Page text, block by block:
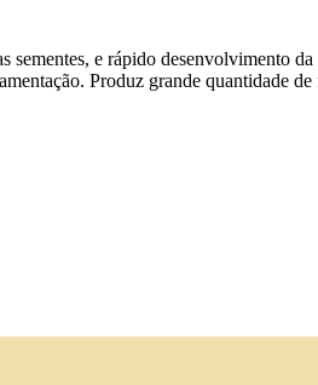
e rápido desenvolvimento da
Produz grande quantidade